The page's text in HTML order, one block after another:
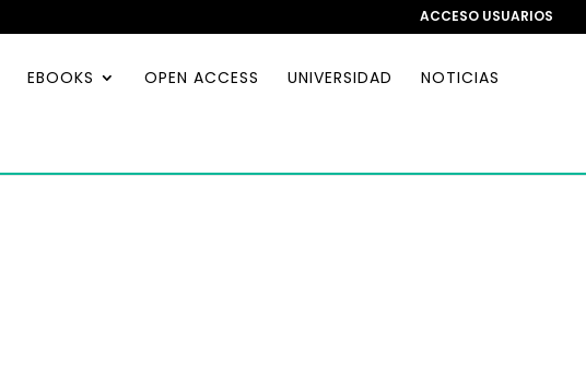
ACCESO USUARIOS
EBOOKS OPEN ACCESS UNIVERSIDAD NOTICIAS